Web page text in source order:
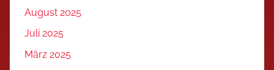
August 2025
Juli 2025
März 2025